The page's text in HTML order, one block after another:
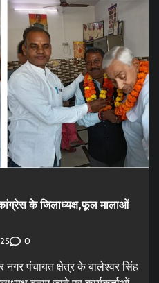
कांग्रेस के जिलाध्यक्ष,फूल मालाओं
0
नगर पंचायत क्षेत्र के बालेश्वर सिंह